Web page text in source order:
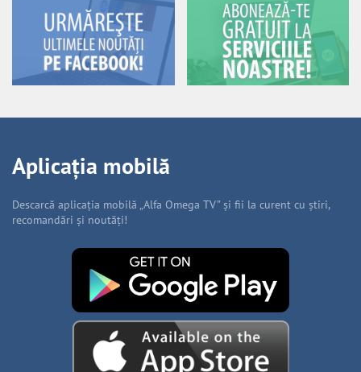
Aplicația mobilă
Descarcă aplicația mobilă „Alfa Omega TV” și fii la curent cu știri,
recomandări și noutăți!